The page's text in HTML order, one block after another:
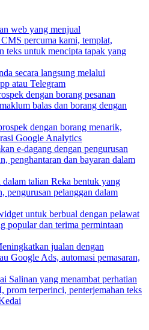
web yang menjual
percuma kami, templat,
teks untuk mencipta tapak yang
secara langsung melalui
atau Telegram
dengan borang pesanan
balas dan borang dengan
dengan borang menarik,
Google Analytics
e-dagang dengan pengurusan
penghantaran dan bayaran dalam
talian Reka bentuk yang
pengurusan pelanggan dalam
untuk berbual dengan pelawat
popular dan terima permintaan
jualan dengan
Google Ads, automasi pemasaran,
Salinan yang menambat perhatian
prom terperinci, penterjemahan teks